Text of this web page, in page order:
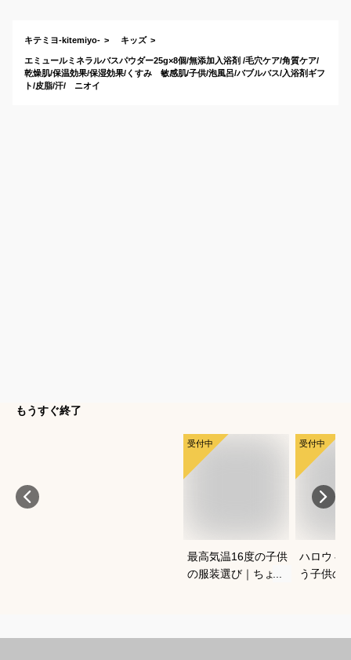
キテミヨ-kitemiyo- キッズ
エミュールミネラルバスパウダー25g×8個/無添加入浴剤 /毛穴ケア/角質ケア/
乾燥肌/保温効果/保湿効果/くすみ 敏感肌/子供/泡風呂/バブルバス/入浴剤ギフ
ト/皮脂/汗/ ニオイ
もうすぐ終了
受付中
最高気温16度の子供
の服装選び｜ちょう
受付中
ハロウィ
う子供の